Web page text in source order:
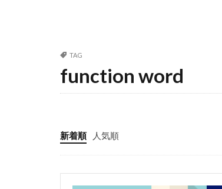
TAG
function word
新着順 人気順